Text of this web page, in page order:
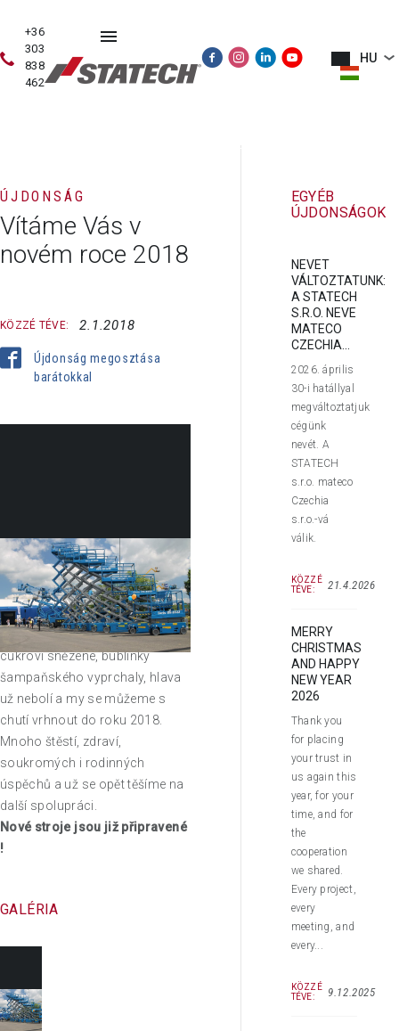
+36
303
838
462
HU
SZERVIZ
ÚJDONSÁG
Vítáme Vás v
novém roce 2018
KÖZZÉ TÉVE: 2.1.2018
Újdonság megosztása
barátokkal
Přívítání v roce 2018 ...
……a je to tady, dárky rozbaleny,
cukroví snězené, bublinky
šampaňského vyprchaly, hlava
už nebolí a my se můžeme s
chutí vrhnout do roku 2018.
Mnoho štěstí, zdraví,
soukromých i rodinných
úspěchů a už se opět těšíme na
další spolupráci.
Nové stroje jsou již připravené
!
GALÉRIA
EGYÉB
ÚJDONSÁGOK
NEVET
VÁLTOZTATUNK:
A STATECH
S.R.O. NEVE
MATECO
CZECHIA...
2026. április
30-i hatállyal
megváltoztatjuk
cégünk
nevét. A
STATECH
s.r.o. mateco
Czechia
s.r.o.-vá
válik.
KÖZZÉ
TÉVE:
21.4.2026
MERRY
CHRISTMAS
AND HAPPY
NEW YEAR
2026
Thank you
for placing
your trust in
us again this
year, for your
time, and for
the
cooperation
we shared.
Every project,
every
meeting, and
every...
KÖZZÉ
TÉVE:
9.12.2025